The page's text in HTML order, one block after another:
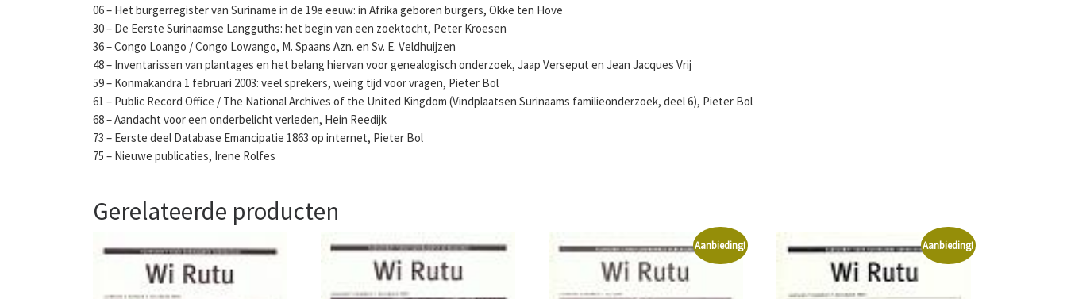
06 – Het burgerregister van Suriname in de 19e eeuw: in Afrika geboren burgers, Okke ten Hove
30 – De Eerste Surinaamse Langguths: het begin van een zoektocht, Peter Kroesen
36 – Congo Loango / Congo Lowango, M. Spaans Azn. en Sv. E. Veldhuijzen
48 – Inventarissen van plantages en het belang hiervan voor genealogisch onderzoek, Jaap Verseput en Jean Jacques Vrij
59 – Konmakandra 1 februari 2003: veel sprekers, weing tijd voor vragen, Pieter Bol
61 – Public Record Office / The National Archives of the United Kingdom (Vindplaatsen Surinaams familieonderzoek, deel 6), Pieter Bol
68 – Aandacht voor een onderbelicht verleden, Hein Reedijk
73 – Eerste deel Database Emancipatie 1863 op internet, Pieter Bol
75 – Nieuwe publicaties, Irene Rolfes
Gerelateerde producten
Aanbieding! Aanbieding!